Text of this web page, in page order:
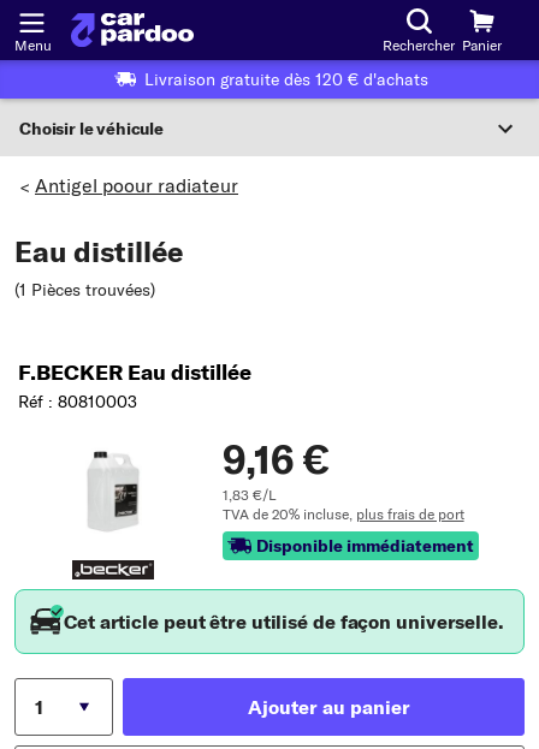
Menu Rechercher Panier
Livraison gratuite dès 120 € d'achats
Choisir le véhicule
Ou choix du véhicule selon les critères suivants :
Choix du fabricant
Choix du modèle
Choix du type
> Antigel poour radiateur
Eau distillée
(1 Pièces trouvées)
F.BECKER Eau distillée
Réf : 80810003
9,16 €
1,83 €/L
TVA de 20% incluse, plus frais de port
Disponible immédiatement
Cet article peut être utilisé de façon universelle.
Ajouter au panier